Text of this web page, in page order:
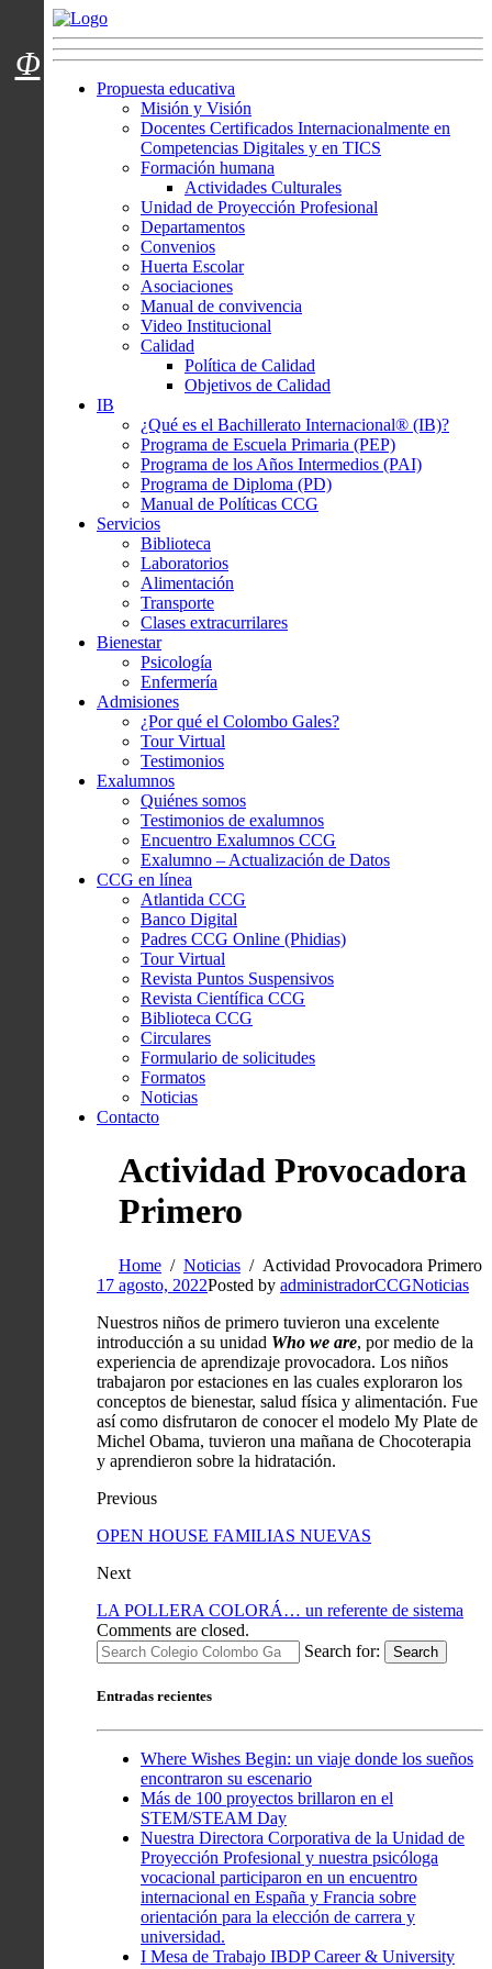
Menú usuarios
Propuesta educativa
Misión y Visión
Docentes Certificados Internacionalmente en
Competencias Digitales y en TICS
Formación humana
Actividades Culturales
Unidad de Proyección Profesional
Departamentos
Convenios
Huerta Escolar
Asociaciones
Manual de convivencia
Video Institucional
Calidad
Política de Calidad
Objetivos de Calidad
IB
¿Qué es el Bachillerato Internacional® (IB)?
Programa de Escuela Primaria (PEP)
Programa de los Años Intermedios (PAI)
Programa de Diploma (PD)
Manual de Políticas CCG
Servicios
Biblioteca
Laboratorios
Alimentación
Transporte
Clases extracurrilares
Bienestar
Psicología
Enfermería
Admisiones
¿Por qué el Colombo Gales?
Tour Virtual
Testimonios
Exalumnos
Quiénes somos
Testimonios de exalumnos
Encuentro Exalumnos CCG
Exalumno – Actualización de Datos
CCG en línea
Atlantida CCG
Banco Digital
Padres CCG Online (Phidias)
Tour Virtual
Revista Puntos Suspensivos
Revista Científica CCG
Biblioteca CCG
Circulares
Formulario de solicitudes
Formatos
Noticias
Contacto
Actividad Provocadora
Primero
Home Noticias
Actividad Provocadora Primero
17 agosto, 2022Posted by administradorCCGNoticias
Nuestros niños de primero tuvieron una excelente
introducción a su unidad Who we are, por medio de la
experiencia de aprendizaje provocadora. Los niños
trabajaron por estaciones en las cuales exploraron los
conceptos de bienestar, salud física y alimentación. Fue
así como disfrutaron de conocer el modelo My Plate de
Michel Obama, tuvieron una mañana de Chocoterapia
y aprendieron sobre la hidratación.
Previous
OPEN HOUSE FAMILIAS NUEVAS
Next
LA POLLERA COLORÁ… un referente de sistema
Comments are closed.
Search for:
Search
Entradas recientes
Where Wishes Begin: un viaje donde los sueños
encontraron su escenario
Más de 100 proyectos brillaron en el
STEM/STEAM Day
Nuestra Directora Corporativa de la Unidad de
Proyección Profesional y nuestra psicóloga
vocacional participaron en un encuentro
internacional en España y Francia sobre
orientación para la elección de carrera y
universidad.
I Mesa de Trabajo IBDP Career & University
Φ